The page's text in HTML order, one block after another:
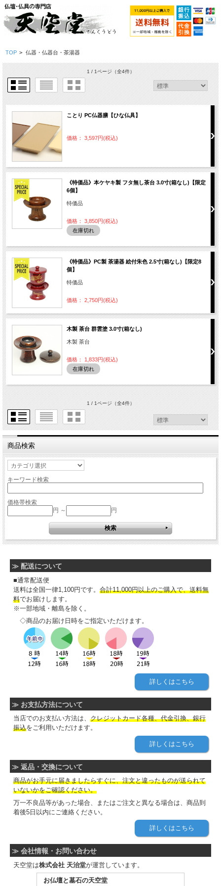
TOP > 仏器・仏器台・茶湯器
1 / 1ページ（全4件）
ことり PC仏器膳【ひな仏具】
価格： 3,597円(税込)
《特価品》本ケヤキ製 フタ無し茶台 3.0寸(箱なし)【限定
6個】
特価品
価格： 3,850円(税込)
在庫切れ
《特価品》PC製 茶湯器 絵付朱色 2.5寸(箱なし)【限定8
個】
特価品
価格： 2,750円(税込)
木製 茶台 群雲塗 3.0寸(箱なし)
木製 茶台
価格： 1,833円(税込)
在庫切れ
1 / 1ページ（全4件）
商品検索
キーワード検索
価格帯検索
円 ～
円
≫ 配送について
■通常配送便
送料は全国一律1,100円です。 合計11,000円以上のご購入で、送料無
料でお届けします。
※一部地域・離島を除く。
◇商品のお届け日時をご指定いただけます。
詳しくはこちら
≫ お支払方法について
当店でのお支払い方法は、 クレジットカード各種、代金引換、銀行
振込をご利用いただけます。
詳しくはこちら
≫ 返品・交換について
商品がお手元に届きましたらすぐに、注文と違ったものが送られて
いないかをご確認ください。
万一不良品等があった場合、またはご注文と異なる場合は、商品到
着後5日以内にご連絡ください。
詳しくはこちら
≫ 会社情報・お問い合わせ
天空堂は株式会社 天治堂が運営しています。
お仏壇と墓石の天空堂